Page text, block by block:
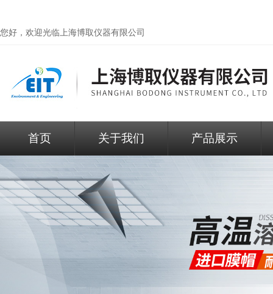
您好，欢迎光临上海博取仪器有限公司
首页 关于我们 产品展示